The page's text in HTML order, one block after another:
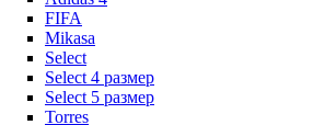
FIFA
Mikasa
Select
Select 4 размер
Select 5 размер
Torres